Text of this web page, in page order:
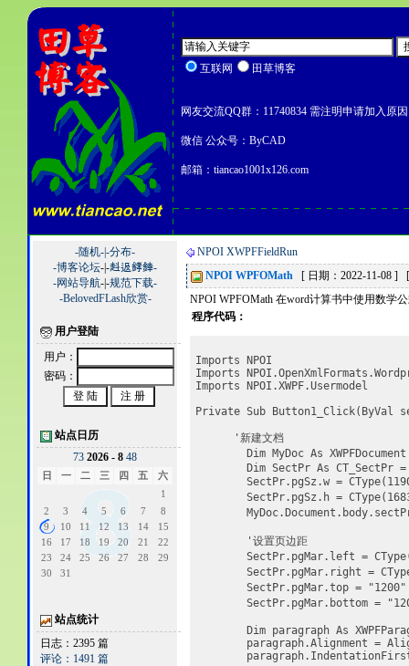
互联网 田草博客
网友交流QQ群：11740834 需注明申请加入原因
微信 公众号：ByCAD
邮箱：tiancao1001x126.com
-随机-|-分布-
-博客论坛-|-﨣﨤﨧﨨-
-网站导航-|-规范下载-
-BelovedFLash欣赏-
用户登陆
用户：
密码：
站点日历
73 2026 - 8 48
日 一 二 三 四 五
六
1
2
3 4 5 6 7
8
9
10 11 12 13 14
15
16
17 18 19 20 21
22
23
24 25 26 27 28
29
30
31
站点统计
日志：2395 篇
评论：1491 篇
NPOI XWPFFieldRun
NPOI WPFOMath [ 日期：2022-11-08 ]
NPOI WPFOMath 在word计算书中使用数学
程序代码：
Imports NPOI
Imports
Imports NPOI.XWPF.Usermodel
Private Sub Button1_Click(ByVal
'新建文档
Dim MyDoc As XWPFDocument
Dim SectPr As CT_SectPr =
SectPr.pgSz.w = CType(11906,
SectPr.pgSz.h = CType(16838,
MyDoc.Document.body.sectPr =
'设置页边距
SectPr.pgMar.left =
SectPr.pgMar.right =
SectPr.pgMar.top = "1200"
SectPr.pgMar.bottom =
Dim paragraph As
paragraph.Alignment =